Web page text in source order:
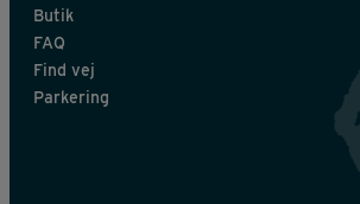
Butik
FAQ
Find vej
Parkering